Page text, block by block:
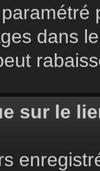
dans
sur le